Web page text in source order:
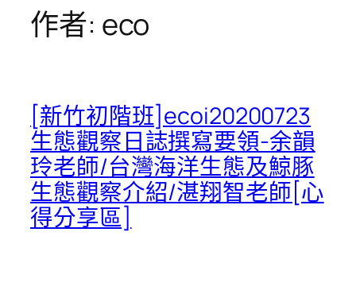
作者: eco
[新竹初階班]ecoi20200723
生態觀察日誌撰寫要領-余韻
玲老師/台灣海洋生態及鯨豚
生態觀察介紹/湛翔智老師[心
得分享區]